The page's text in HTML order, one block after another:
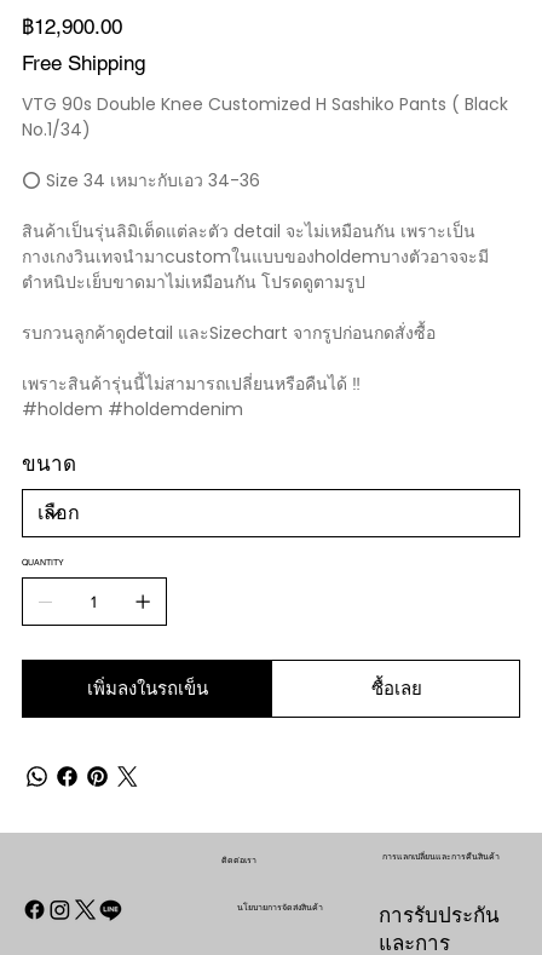
ราคา
฿12,900.00
Free Shipping
VTG 90s Double Knee Customized H Sashiko Pants ( Black
No.1/34)
⭕️ Size 34 เหมาะกับเอว 34-36
สินค้าเป็นรุ่นลิมิเต็ดแต่ละตัว detail จะไม่เหมือนกัน เพราะเป็น
กางเกงวินเทจนำมาcustomในแบบของholdemบางตัวอาจจะมี
ตำหนิปะเย็บขาดมาไม่เหมือนกัน โปรดดูตามรูป
รบกวนลูกค้าดูdetail และSizechart จากรูปก่อนกดสั่งซื้อ
เพราะสินค้ารุ่นนี้ไม่สามารถเปลี่ยนหรือคืนได้ ‼️
#holdem #holdemdenim
ขนาด
QUANTITY
เพิ่มลงในรถเข็น ซื้อเลย
การรับประกัน
และการ
การแลกเปลี่ยนและการคืนสินค้า
ติดต่อเรา
นโยบายการจัดส่งสินค้า